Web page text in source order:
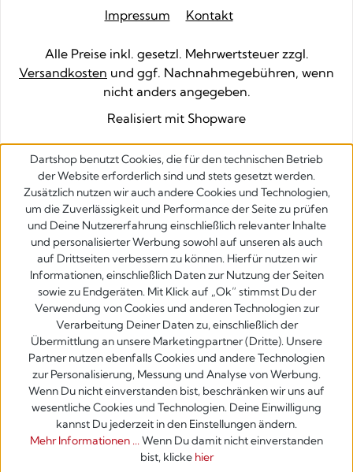
Impressum Kontakt
Alle Preise inkl. gesetzl. Mehrwertsteuer zzgl.
Versandkosten und ggf. Nachnahmegebühren, wenn
nicht anders angegeben.
Realisiert mit Shopware
Dartshop benutzt Cookies, die für den technischen Betrieb
der Website erforderlich sind und stets gesetzt werden.
Zusätzlich nutzen wir auch andere Cookies und Technologien,
um die Zuverlässigkeit und Performance der Seite zu prüfen
und Deine Nutzererfahrung einschließlich relevanter Inhalte
und personalisierter Werbung sowohl auf unseren als auch
auf Drittseiten verbessern zu können. Hierfür nutzen wir
Informationen, einschließlich Daten zur Nutzung der Seiten
sowie zu Endgeräten. Mit Klick auf „Ok” stimmst Du der
Verwendung von Cookies und anderen Technologien zur
Verarbeitung Deiner Daten zu, einschließlich der
Übermittlung an unsere Marketingpartner (Dritte). Unsere
Partner nutzen ebenfalls Cookies und andere Technologien
zur Personalisierung, Messung und Analyse von Werbung.
Wenn Du nicht einverstanden bist, beschränken wir uns auf
wesentliche Cookies und Technologien. Deine Einwilligung
kannst Du jederzeit in den Einstellungen ändern.
Mehr Informationen ...Wenn Du damit nicht einverstanden
bist, klicke hier